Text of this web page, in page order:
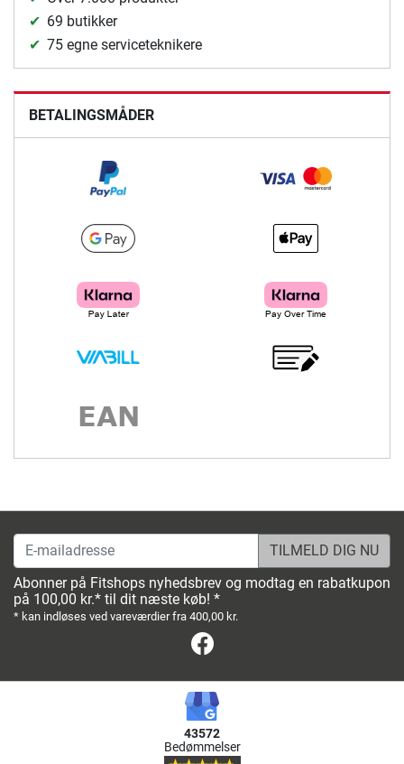
69 butikker
75 egne serviceteknikere
BETALINGSMÅDER
E-mailadresse
Abonner på Fitshops nyhedsbrev og modtag en rabatkupon
på 100,00 kr.* til dit næste køb! *
* kan indløses ved vareværdier fra 400,00 kr.
43572
Bedømmelser